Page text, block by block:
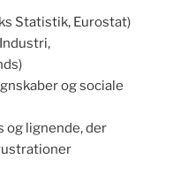
Statistik, Eurostat)
og sociale
og lignende, der